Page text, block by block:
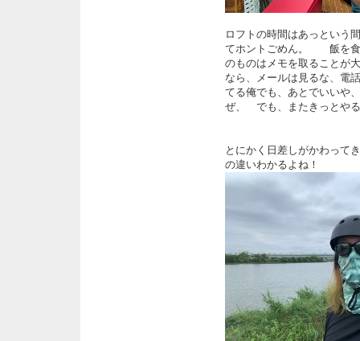
ロフトの時間はあっという
てホントごめん。 飯を食
のものはメモを取ることが
なら、メールは見るな、
てる俺でも、あとでいいや
ぜ、 でも、またきっとや
とにかく日差しがかわっ
の違いわかるよね！